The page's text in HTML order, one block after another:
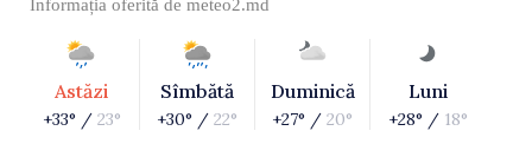
Informația oferită de meteo2.md
Astăzi
+33° / 23°
Sîmbătă
+30° / 22°
Duminică
+27° / 20°
Luni
+28° / 18°